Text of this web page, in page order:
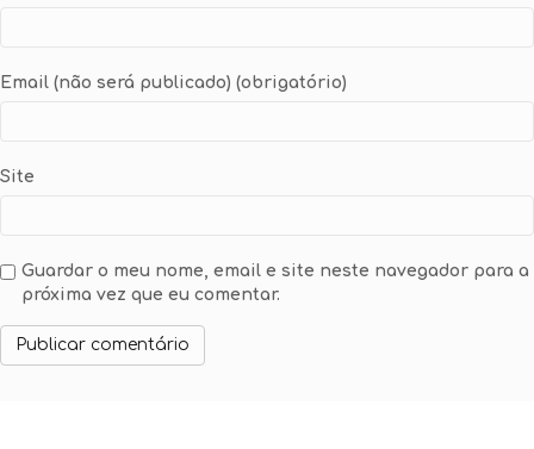
Email (não será publicado) (obrigatório)
Site
Guardar o meu nome, email e site neste navegador para a
próxima vez que eu comentar.